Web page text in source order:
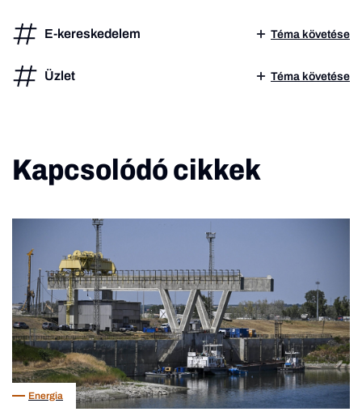
E-kereskedelem Téma követése
Üzlet Téma követése
Kapcsolódó cikkek
Energia